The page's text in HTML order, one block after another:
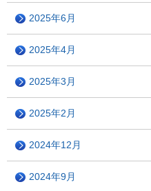
2025年6月
2025年4月
2025年3月
2025年2月
2024年12月
2024年9月